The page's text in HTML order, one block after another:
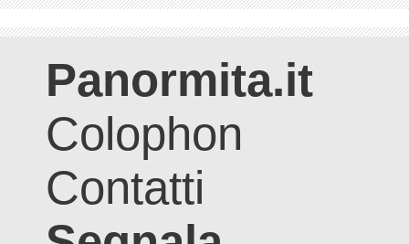
Panormita.it
Colophon
Contatti